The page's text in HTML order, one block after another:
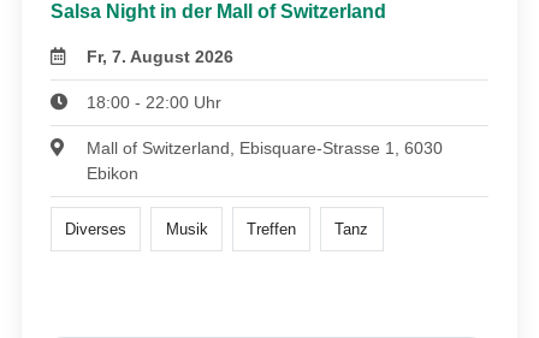
Salsa Night in der Mall of Switzerland
Fr, 7. August 2026
18:00 - 22:00 Uhr
Mall of Switzerland, Ebisquare-Strasse 1, 6030
Ebikon
Diverses Musik Treffen Tanz